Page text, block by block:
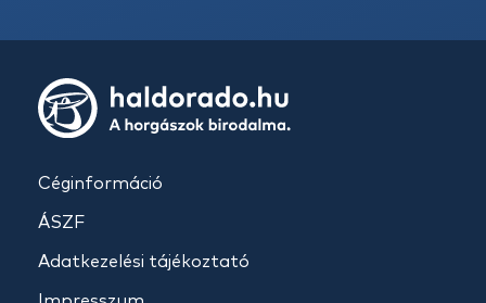
Céginformáció
ÁSZF
Adatkezelési tájékoztató